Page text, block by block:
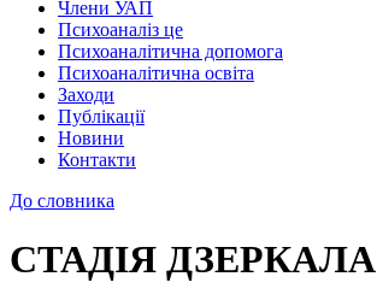
Члени УАП
Психоаналіз це
Психоаналітична допомога
Психоаналітична освіта
Заходи
Публікації
Новини
Контакти
До словника
СТАДІЯ ДЗЕРКАЛА